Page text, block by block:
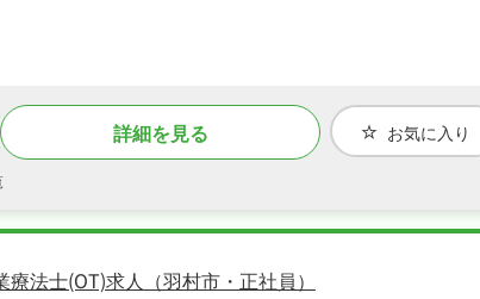
詳細を見る お気に入り
法士(OT)求人（羽村市・正社員）